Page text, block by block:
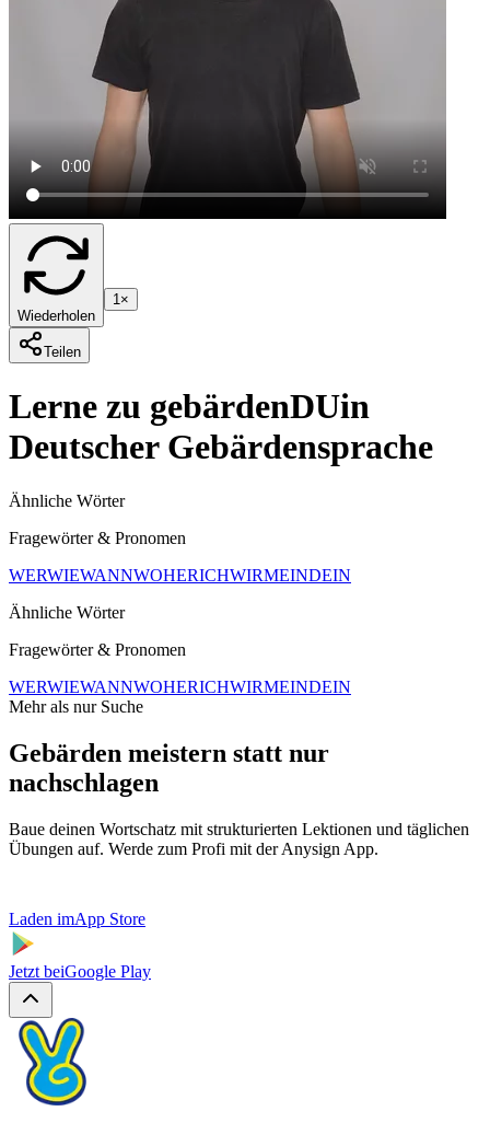
Wiederholen
1×
Teilen
Lerne zu gebärdenDUin
Deutscher Gebärdensprache
Ähnliche Wörter
Fragewörter & Pronomen
WERWIEWANNWOHERICHWIRMEINDEIN
Ähnliche Wörter
Fragewörter & Pronomen
WERWIEWANNWOHERICHWIRMEINDEIN
Mehr als nur Suche
Gebärden meistern statt nur
nachschlagen
Baue deinen Wortschatz mit strukturierten Lektionen und täglichen
Übungen auf. Werde zum Profi mit der Anysign App.
Laden imApp Store
Jetzt beiGoogle Play